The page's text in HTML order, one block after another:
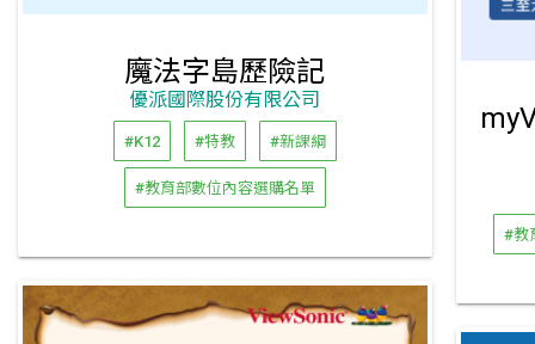
魔法字島歷險記
優派國際股份有限公司
#K12 #特教 #新課綱
#教育部數位內容選購名單
#教